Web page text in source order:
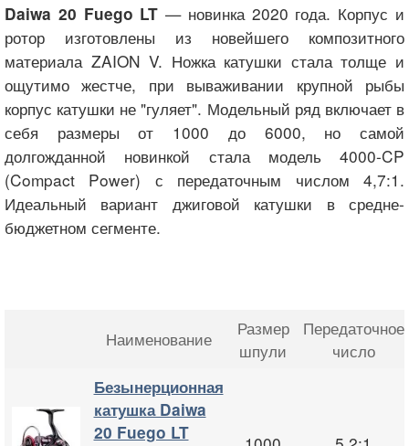
Daiwa 20 Fuego LT — новинка 2020 года. Корпус и
ротор изготовлены из новейшего композитного
материала ZAION V. Ножка катушки стала толще и
ощутимо жестче, при вываживании крупной рыбы
корпус катушки не "гуляет". Модельный ряд включает в
себя размеры от 1000 до 6000, но самой
долгожданной новинкой стала модель 4000-CP
(Compact Power) с передаточным числом 4,7:1.
Идеальный вариант джиговой катушки в средне-
бюджетном сегменте.
Наименование
Размер
шпули
Передаточное
число
Безынерционная
катушка Daiwa
20 Fuego LT